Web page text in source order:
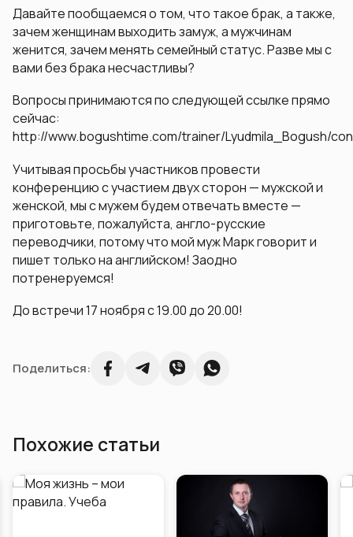
Давайте пообщаемся о том, что такое брак, а также,
зачем женщинам выходить замуж, а мужчинам
женится, зачем менять семейный статус. Разве мы с
вами без брака несчастливы?
Вопросы принимаются по следующей ссылке прямо
сейчас:
http://www.bogushtime.com/trainer/Lyudmila_Bogush/
Учитывая просьбы участников провести
конференцию с участием двух сторон — мужской и
женской, мы с мужем будем отвечать вместе —
приготовьте, пожалуйста, англо-русские
переводчики, потому что мой муж Марк говорит и
пишет только на английском! Заодно
потренеруемся!
До встречи 17 ноября с 19.00 до 20.00!
Поделиться:
Похожие статьи